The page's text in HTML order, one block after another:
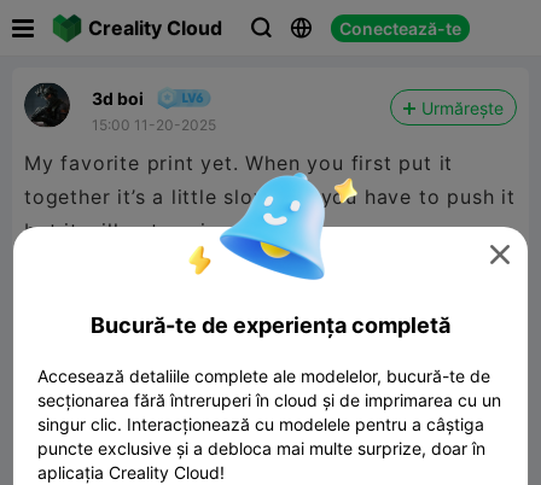
Creality Cloud   Conectează-te
3d boi
15:00 11-20-2025
Urmărește
My favorite print yet. When you first put it
together it’s a little slow and you have to push it
but it will get easier


Bucură-te de experiența completă
Accesează detaliile complete ale modelelor, bucură-te de
secționarea fără întreruperi în cloud și de imprimarea cu un
singur clic. Interacționează cu modelele pentru a câștiga
puncte exclusive și a debloca mai multe surprize, doar în
aplicația Creality Cloud!